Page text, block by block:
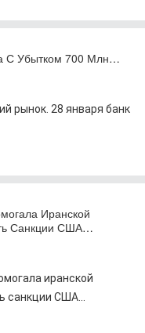
С Убытком 700 Млн…
рынок. 28 января банк
Иранской
Санкции США…
иранской
санкции США...